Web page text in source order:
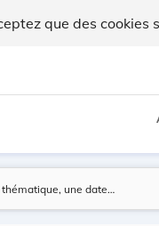
que des